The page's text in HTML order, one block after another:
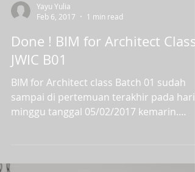
Feb 6, 2017
1 min read
Done ! BIM for Architect Class
JWIC B01
BIM for Architect class Batch 01 sudah
sampai di pertemuan terakhir pada hari